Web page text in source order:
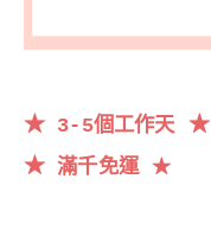
★ 3-5個工作天★
★ 滿千免運 ★